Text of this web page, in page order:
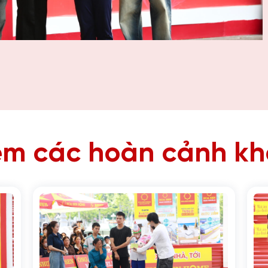
các hoàn cảnh